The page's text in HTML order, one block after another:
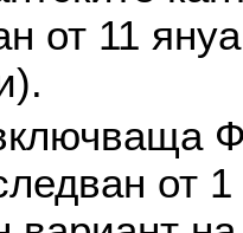
от 11
от